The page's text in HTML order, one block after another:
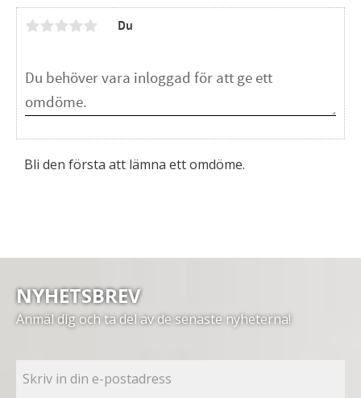
Du
Bli den första att lämna ett omdöme.
NYHETSBREV
Anmäl dig och ta del av de senaste nyheterna!